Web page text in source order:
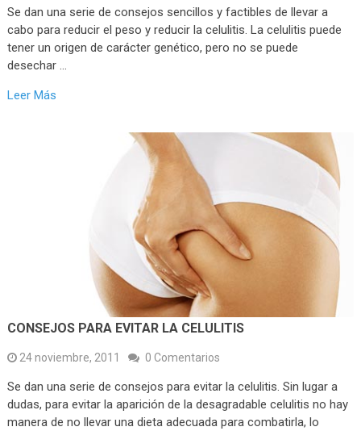
Se dan una serie de consejos sencillos y factibles de llevar a
cabo para reducir el peso y reducir la celulitis. La celulitis puede
tener un origen de carácter genético, pero no se puede
desechar …
Leer Más
CONSEJOS PARA EVITAR LA CELULITIS
24 noviembre, 2011 0 Comentarios
Se dan una serie de consejos para evitar la celulitis. Sin lugar a
dudas, para evitar la aparición de la desagradable celulitis no hay
manera de no llevar una dieta adecuada para combatirla, lo